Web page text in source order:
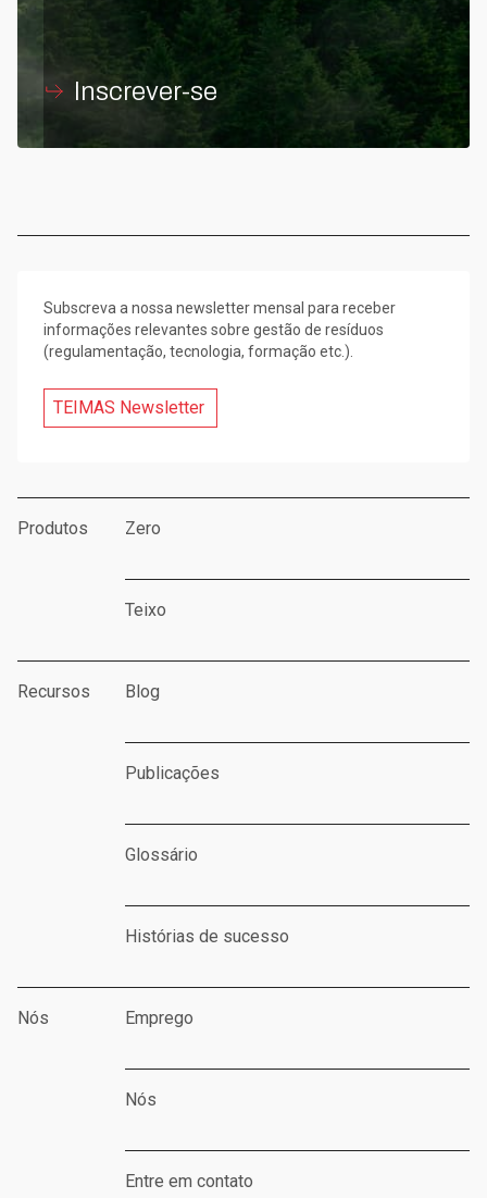
Inscrever-se
Subscreva a nossa newsletter mensal para receber
informações relevantes sobre gestão de resíduos
(regulamentação, tecnologia, formação etc.).
TEIMAS Newsletter
Produtos Zero
Teixo
Recursos Blog
Publicações
Glossário
Histórias de sucesso
Nós Emprego
Nós
Entre em contato